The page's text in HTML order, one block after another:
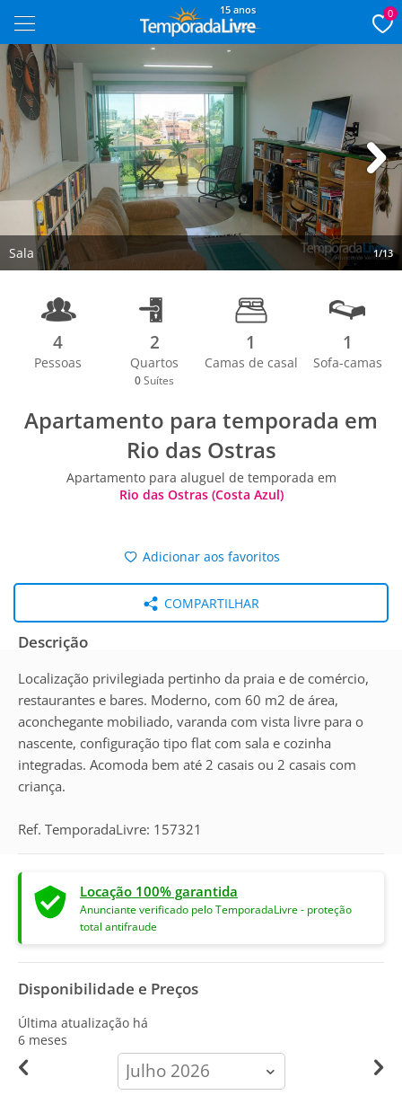
15 anos 0
Sala 1/13
Next
4
Pessoas
2
Quartos
0 Suítes
1
Camas de casal
1
Sofa-camas
Apartamento para temporada em
Rio das Ostras
Apartamento para aluguel de temporada em
Rio das Ostras (Costa Azul)
Adicionar aos favoritos
COMPARTILHAR
Descrição
Localização privilegiada pertinho da praia e de comércio,
restaurantes e bares. Moderno, com 60 m2 de área,
aconchegante mobiliado, varanda com vista livre para o
nascente, configuração tipo flat com sala e cozinha
integradas. Acomoda bem até 2 casais ou 2 casais com
criança.
Ref. TemporadaLivre: 157321
Locação 100% garantida
Anunciante verificado pelo TemporadaLivre - proteção
total antifraude
Disponibilidade e Preços
Última atualização há
6 meses
calendar-
month